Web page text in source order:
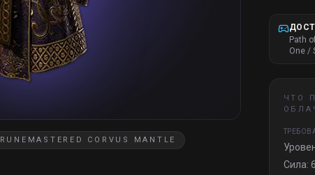
RUNEMASTERED CORVUS MANTLE
Path
One /
ЧТО
Сила: